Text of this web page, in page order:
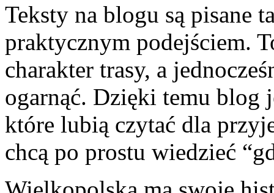
Teksty na blogu są pisane
praktycznym podejściem.
charakter trasy, a
ogarnąć. Dzięki temu blog
które lubią czytać dla
chcą po prostu wiedzieć